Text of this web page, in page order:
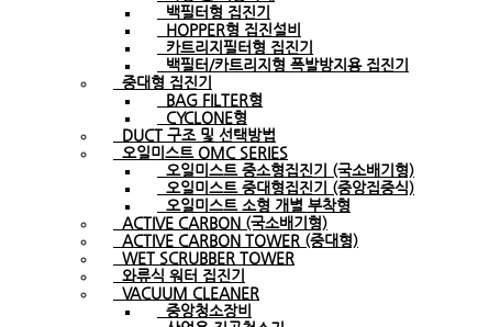
백필터형 집진기
HOPPER형 집진설비
카트리지필터형 집진기
백필터/카트리지형 폭발방지용 집진기
중대형 집진기
BAG FILTER형
CYCLONE형
DUCT 구조 및 선택방법
오일미스트 OMC SERIES
오일미스트 중소형집진기 (국소배기형)
오일미스트 중대형집진기 (중앙집중식)
오일미스트 소형 개별 부착형
ACTIVE CARBON (국소배기형)
ACTIVE CARBON TOWER (중대형)
WET SCRUBBER TOWER
와류식 워터 집진기
VACUUM CLEANER
중앙청소장비